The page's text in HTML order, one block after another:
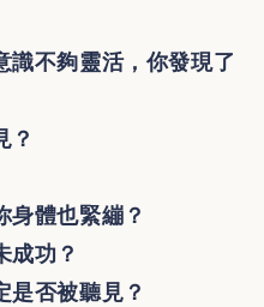
識不夠靈活，你發現了
？
身體也緊繃？
成功？
是否被聽見？